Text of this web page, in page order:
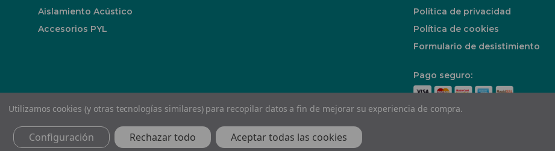
Aislamiento Acústico
Accesorios PYL
Política de privacidad
Política de cookies
Formulario de desistimiento
Pago seguro:
© Decó Distribució de Guix Laminat, S.L. Todos los derechos reservados 2026
Utilizamos cookies (y otras tecnologías similares) para recopilar datos a fin de mejorar su experiencia de compra.
Configuración Rechazar todo Aceptar todas las cookies